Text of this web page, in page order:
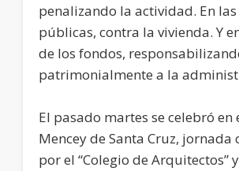
penalizando la actividad. En
públicas, contra la vivienda. Y
de los fondos,
patrimonialmente a la
El pasado martes se celebró en
Mencey de Santa Cruz, jornada
por el “Colegio de Arquitectos”